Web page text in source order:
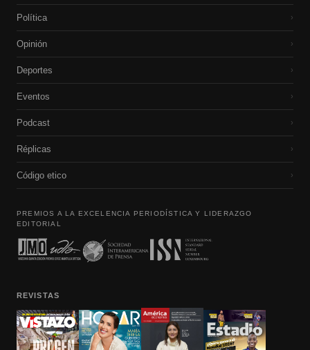
Política ›
Opinión ›
Deportes ›
Eventos ›
Podcast ›
Réplicas ›
Código etico ›
PREMIOS A LA EXCELENCIA PERIODÍSTICA Y LIDERAZGO
EDITORIAL
REVISTAS